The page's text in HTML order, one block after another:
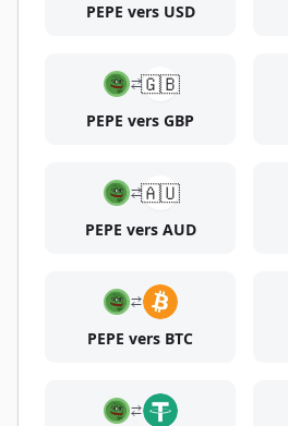
PEPE vers USD
🇬🇧
PEPE vers GBP
🇦🇺
PEPE vers AUD
PEPE vers BTC